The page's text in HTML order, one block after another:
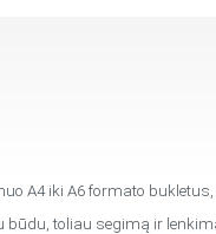
A4 iki A6 formato bukletus,
toliau segimą ir